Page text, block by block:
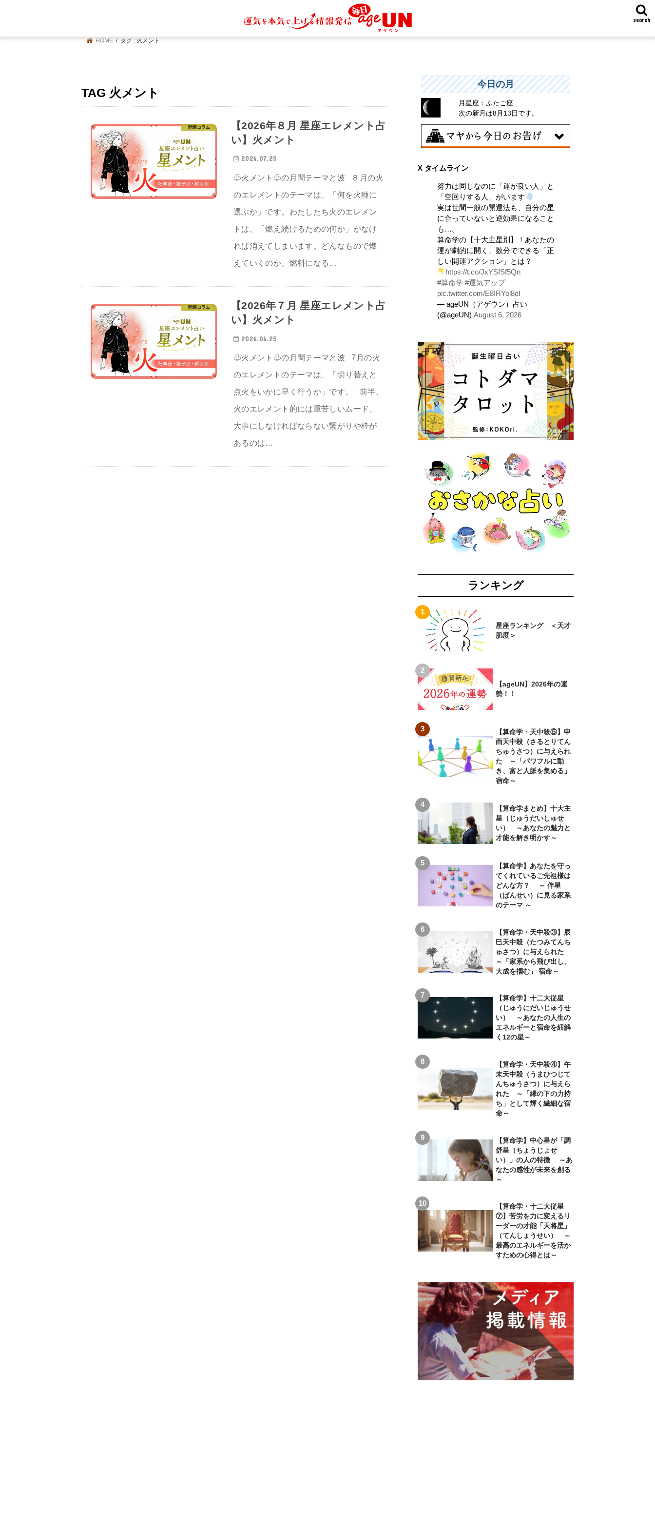
search
HOME タグ : 火メント
TAG 火メント
開運コラム
【2026年８月 星座エレメント占
い】火メント
2026.07.25
♧火メント♧の月間テーマと波 ８月の火
のエレメントのテーマは、「何を火種に
選ぶか」です。わたしたち火のエレメン
トは、「燃え続けるための何か」がなけ
れば消えてしまいます。どんなもので燃
えていくのか、燃料になる…
開運コラム
【2026年７月 星座エレメント占
い】火メント
2026.06.25
♧火メント♧の月間テーマと波 7月の火
のエレメントのテーマは、「切り替えと
点火をいかに早く行うか」です。 前半、
火のエレメント的には重苦しいムード。
大事にしなければならない繋がりや枠が
あるのは…
今日の月
月星座：ふたご座
次の新月は8月13日です。
興味のある分野で、熟練を志す日。なんと
なくではなく、そこに集中に、没頭するこ
とで、才能が開花します。
X タイムライン
努力は同じなのに「運が良い人」と
「空回りする人」がいます
実は世間一般の開運法も、自分の星
に合っていないと逆効果になること
も…。
算命学の【十大主星別】！あなたの
運が劇的に開く、数分でできる「正
しい開運アクション」とは？
https://t.co/JxYSfSf5Qn
#算命学 #運気アップ
pic.twitter.com/E8IRYol8dl
— ageUN（アゲウン）占い
(@ageUN) August 6, 2026
ランキング
星座ランキング ＜天才
肌度＞
【ageUN】2026年の運
勢！！
【算命学・天中殺⑤】申
酉天中殺（さるとりてん
ちゅうさつ）に与えられ
た ～「パワフルに動
き、富と人脈を集める」
宿命～
【算命学まとめ】十大主
星（じゅうだいしゅせ
い） ～あなたの魅力と
才能を解き明かす～
【算命学】あなたを守っ
てくれているご先祖様は
どんな方？ ～ 伴星
（ばんせい）に見る家系
のテーマ ～
【算命学・天中殺③】辰
巳天中殺（たつみてんち
ゅさつ）に与えられた
～「家系から飛び出し、
大成を掴む」 宿命～
【算命学】十二大従星
（じゅうにだいじゅうせ
い） ～あなたの人生の
エネルギーと宿命を紐解
く12の星～
【算命学・天中殺④】午
未天中殺（うまひつじて
んちゅうさつ）に与えら
れた ～「縁の下の力持
ち」として輝く繊細な宿
命～
【算命学】中心星が「調
舒星（ちょうじょせ
い）」の人の特徴 ～あ
なたの感性が未来を創る
～
【算命学・十二大従星
⑦】苦労を力に変えるリ
ーダーの才能「天将星」
（てんしょうせい） ～
最高のエネルギーを活か
すための心得とは～